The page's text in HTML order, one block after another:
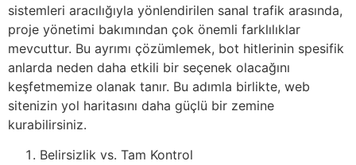
sistemleri aracılığıyla yönlendirilen sanal trafik arasında,
proje yönetimi bakımından çok önemli farklılıklar
mevcuttur. Bu ayrımı çözümlemek, bot hitlerinin spesifik
anlarda neden daha etkili bir seçenek olacağını
keşfetmemize olanak tanır. Bu adımla birlikte, web
sitenizin yol haritasını daha güçlü bir zemine
kurabilirsiniz.
Belirsizlik vs. Tam Kontrol